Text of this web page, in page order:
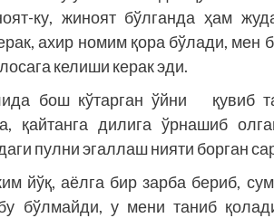
ку, жиноят бўлганда ҳам
ахир номим қора бўлади,
келиши керак эди.
бош кўтарган ўйни қувиб
қайтанга дилига ўрнашиб
пулни эгаллаш нияти борган
йўқ, аёлга бир зарба бериб,
бўлмайди, у мени таниб